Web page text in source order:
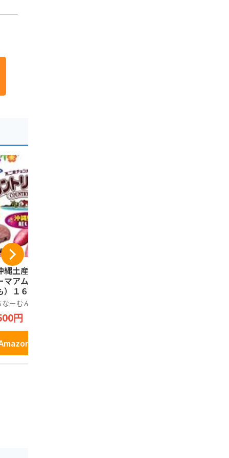
縄土産】カント
マアム（沖縄紅
）１６枚入 うち
むんシール（商
録済）同梱パッ
ジ
なーむん
円
で見る